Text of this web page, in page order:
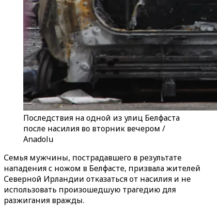
Последствия на одной из улиц Белфаста
после насилия во вторник вечером /
Anadolu
Семья мужчины, пострадавшего в результате
нападения с ножом в Белфасте, призвала жителей
Северной Ирландии отказаться от насилия и не
использовать произошедшую трагедию для
разжигания вражды.